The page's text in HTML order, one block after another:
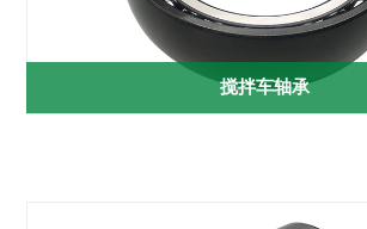
搅拌车轴承